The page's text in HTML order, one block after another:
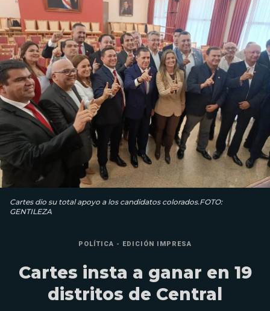
Cartes dio su total apoyo a los candidatos colorados.FOTO:
GENTILEZA
POLÍTICA - EDICIÓN IMPRESA
Cartes insta a ganar en 19
distritos de Central